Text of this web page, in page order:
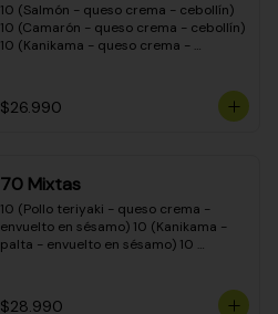
10 (Salmón - queso crema - cebollín)
10 (Camarón - queso crema - cebollín)
10 (Kanikama - queso crema -
crema - cebollín) 10 (Carne - queso
crema - cebollín)
$26.990
70 Mixtas
10 (Pollo teriyaki - queso crema -
envuelto en sésamo) 10 (Kanikama -
palta - envuelto en sésamo) 10
- envuelto en queso crema) 10
$28.990